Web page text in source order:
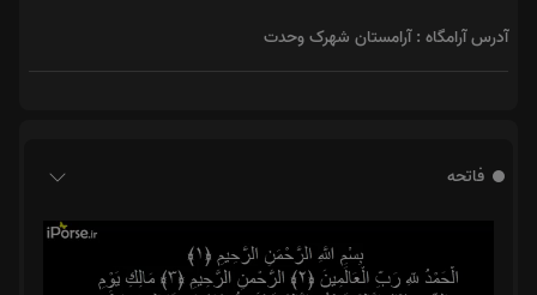
آدرس آرامگاه : آرامستان شهرک وحدت
فاتحه